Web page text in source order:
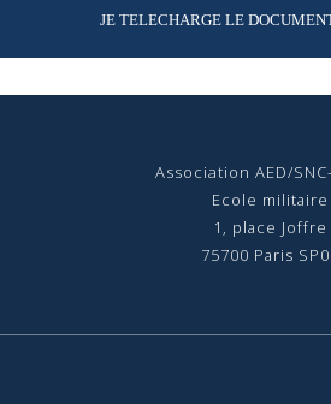
JE TELECHARGE LE
Association AED/
Ecole militaire
1, place Joffre
75700 Paris